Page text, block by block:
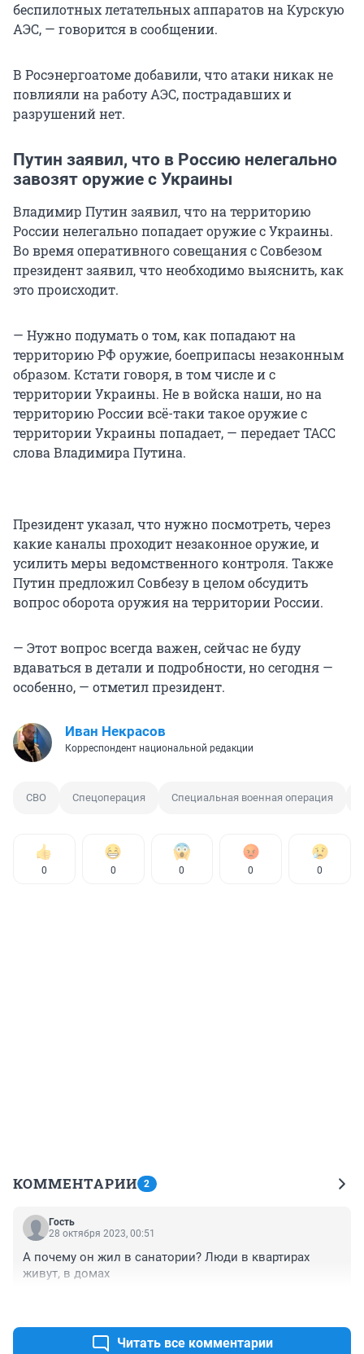
беспилотных летательных аппаратов на Курскую
АЭС, — говорится в сообщении.
В Росэнергоатоме добавили, что атаки никак не
повлияли на работу АЭС, пострадавших и
разрушений нет.
Путин заявил, что в Россию нелегально
завозят оружие с Украины
Владимир Путин заявил, что на территорию
России нелегально попадает оружие с Украины.
Во время оперативного совещания с Совбезом
президент заявил, что необходимо выяснить, как
это происходит.
— Нужно подумать о том, как попадают на
территорию РФ оружие, боеприпасы незаконным
образом. Кстати говоря, в том числе и с
территории Украины. Не в войска наши, но на
территорию России всё-таки такое оружие с
территории Украины попадает, — передает ТАСС
слова Владимира Путина.
Президент указал, что нужно посмотреть, через
какие каналы проходит незаконное оружие, и
усилить меры ведомственного контроля. Также
Путин предложил Совбезу в целом обсудить
вопрос оборота оружия на территории России.
— Этот вопрос всегда важен, сейчас не буду
вдаваться в детали и подробности, но сегодня —
особенно, — отметил президент.
Иван Некрасов
Корреспондент национальной редакции
СВО Спецоперация Специальная военная операция
0 0 0 0 0
КОММЕНТАРИИ 2
Гость
28 октября 2023, 00:51
А почему он жил в санатории? Люди в квартирах
живут, в домах
Читать все комментарии